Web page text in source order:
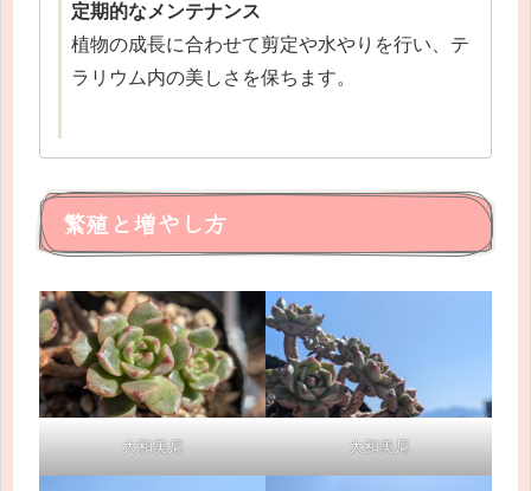
定期的なメンテナンス
植物の成長に合わせて剪定や水やりを行い、テ
ラリウム内の美しさを保ちます。
繁殖と増やし方
大和美尼 大和美尼